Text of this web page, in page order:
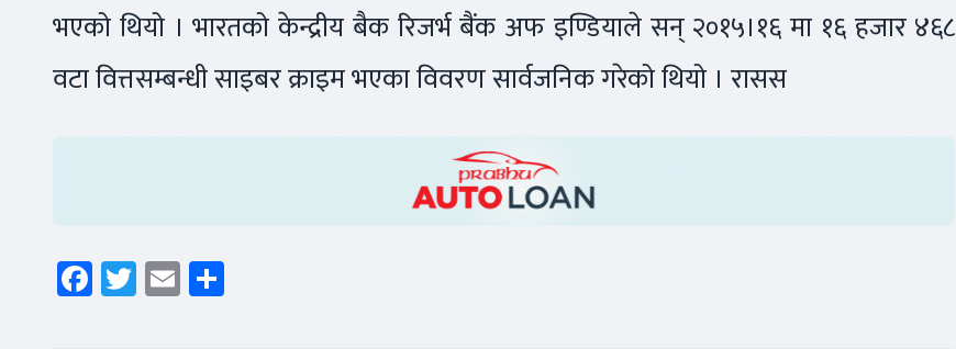
भएको थियो । भारतको केन्द्रीय बैक रिजर्भ बैंक अफ इण्डियाले सन् २०१५।१६ मा १६ हजार ४६८
वटा वित्तसम्बन्धी साइबर क्राइम भएका विवरण सार्वजनिक गरेको थियो । रासस
Facebook
Twitter
Email